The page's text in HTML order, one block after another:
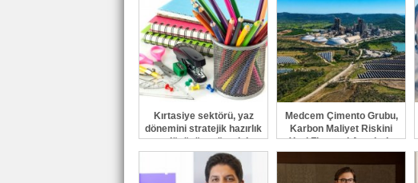
Kırtasiye sektörü, yaz
dönemini stratejik hazırlık
ve dönüşüm süreciyle
yönetiyor
Medcem Çimento Grubu,
Karbon Maliyet Riskini
Yeni Finansal Araçlarla
Yönetiyor